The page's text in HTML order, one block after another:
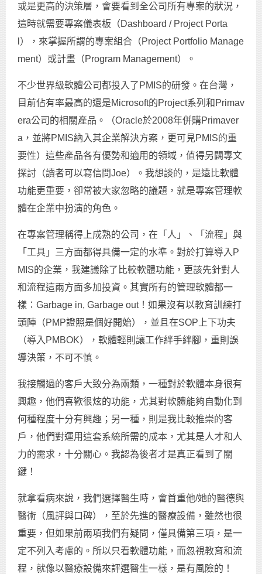
或是更高的決策層，會要看到全公司所有專案的狀況，
這時就需要專案儀表板（Dashboard / Project Porta
l），來掌握所謂的專案組合（Project Portfolio Manage
ment）或計畫（Program Management）。
不少世界級軟體公司都投入了PMIS的研發。在台灣，
目前佔有率最高的還是Microsoft的Project系列和Primav
era公司的相關產品。（Oracle於2008年併購Primaver
a，並將PMIS納入其企業解決方案，更可見PMIS的重
要性）這些產品各有優勢和適用的領域，值得另闢專文
探討（讀者可以寫信問Joe）。我想談的，是遠比軟體
功能更重要，卻常被大家忽略的議題，就是專案管理軟
體在企業中扮演的角色。
在專案管理稱得上成熟的公司，在「人」、「流程」與
「工具」三方面都得具備一定的水準。對於打算導入P
MIS的企業，我建議除了比較軟體功能，更該先針對人
和流程這兩方面多加投資。其實所有的管理軟體都一
樣：Garbage in, Garbage out！如果沒有以教育訓練打
頭陣（PMP證照是個好開始），並且在SOP上下功夫
（導入PMBOK），軟體輕則讓工作絆手絆腳，重則誤
導決策，不可不慎。
我接觸過的客戶大致分為兩類，一種對於軟體本身很有
興趣，他們喜歡很炫的功能，尤其對軟體能夠自動化到
何種程度十分有興趣；另一種，則是我比較推崇的客
戶，他們對運用這套系統所需的成本，尤其是人才和人
力的需求，十分關心。我認為後者才是真正看到了關
鍵！
就拿看病來說，我們選擇醫生時，會首重他/她的醫德與
醫術（風評與口碑），至於先進的醫療設備，雖然也很
重要，但如果前兩項我們有疑問，僅具備第三項，是一
定不列入考慮的。所以只看軟體功能，而忽視教育和流
程，就像以醫療設備來評選醫生一樣，是有風險的！